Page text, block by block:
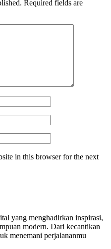
Required fields are
in this browser for the next
yang menghadirkan inspirasi,
modern. Dari kecantikan
menemani perjalananmu